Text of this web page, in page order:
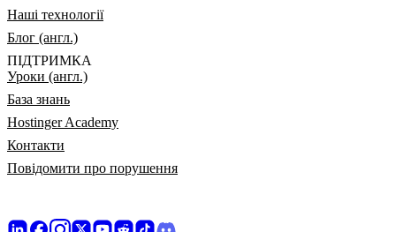
Наші технології
Блог (англ.)
ПІДТРИМКА
Уроки (англ.)
База знань
Hostinger Academy
Контакти
Повідомити про порушення